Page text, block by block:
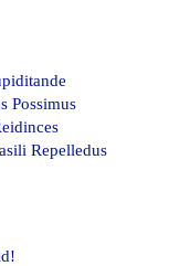
Possimus
Repelledus